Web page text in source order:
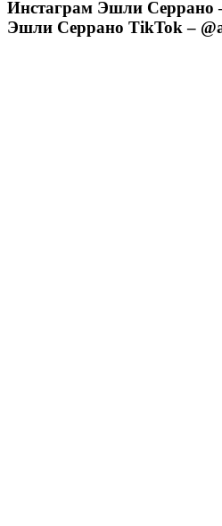
Инстаграм Эшли Серрано
Эшли Серрано TikTok –